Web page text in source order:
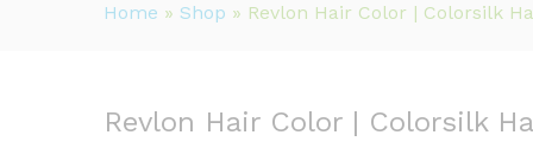
Home » Shop » Revlon Hair Color | Colorsilk
Revlon Hair Color | Colorsilk